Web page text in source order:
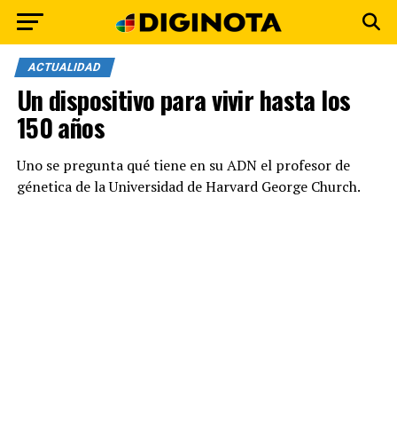
ACTUALIDAD
Un dispositivo para vivir hasta los
150 años
Uno se pregunta qué tiene en su ADN el profesor de
génetica de la Universidad de Harvard George Church.